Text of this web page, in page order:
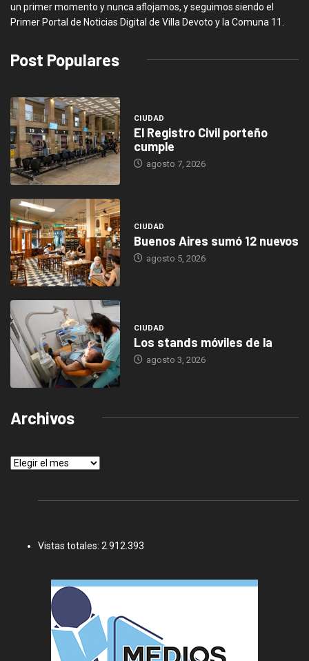
un primer momento y nunca aflojamos, y seguimos siendo el
Primer Portal de Noticias Digital de Villa Devoto y la Comuna 11.
Post Populares
CIUDAD
El Registro Civil porteño
cumple
agosto 7, 2026
CIUDAD
Buenos Aires sumó 12 nuevos
agosto 5, 2026
CIUDAD
Los stands móviles de la
agosto 3, 2026
Archivos
Archivos
Vistas totales: 2.912.393